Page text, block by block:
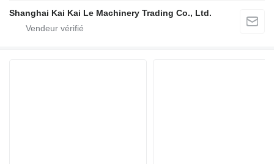
Shanghai Kai Kai Le Machinery Trading Co., Ltd.